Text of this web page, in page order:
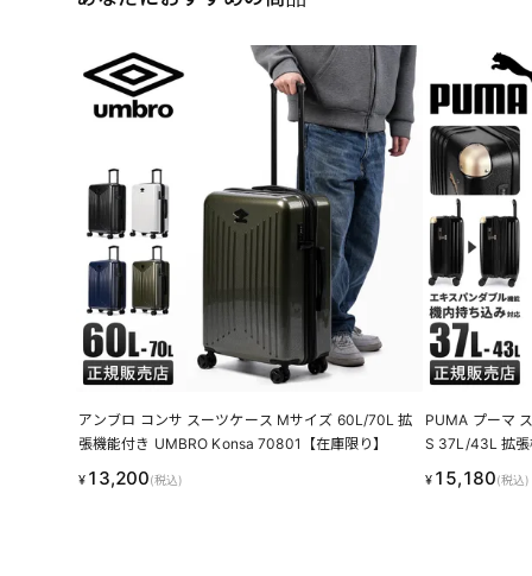
アンブロ コンサ スーツケース Mサイズ 60L/70L 拡
張機能付き UMBRO Konsa 70801【在庫限り】
¥ 13,200(税込)
PUMA プーマ
S 37L/43L 拡張
¥ 15,180(税込)